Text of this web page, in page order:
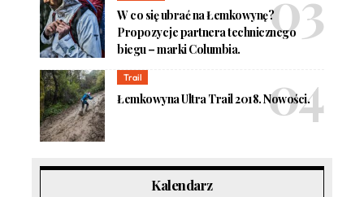
W co się ubrać na Łemkowynę?
Propozycje partnera technicznego
biegu – marki Columbia.
Trail
Łemkowyna Ultra Trail 2018. Nowości.
Kalendarz